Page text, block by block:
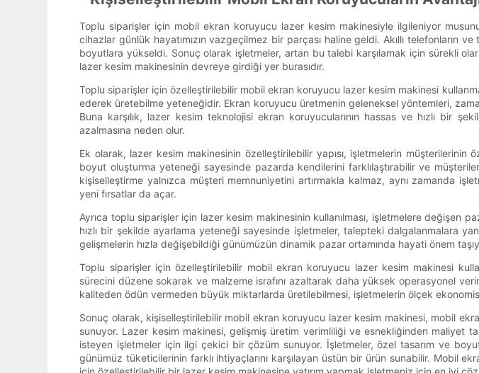
Toplu siparişler için mobil ekran koruyucu lazer kesim makinesiyle ilgileniyor
cihazlar günlük hayatımızın vazgeçilmez bir parçası haline geldi. Akıllı
boyutlara yükseldi. Sonuç olarak işletmeler, artan bu talebi karşılamak için sürekli
lazer kesim makinesinin devreye girdiği yer burasıdır.
Toplu siparişler için özelleştirilebilir mobil ekran koruyucu lazer kesim makinesi
ederek üretebilme yeteneğidir. Ekran koruyucu üretmenin geleneksel yöntemleri,
Buna karşılık, lazer kesim teknolojisi ekran koruyucularının hassas ve hızlı bir
azalmasına neden olur.
Ek olarak, lazer kesim makinesinin özelleştirilebilir yapısı, işletmelerin müşterilerinin
boyut oluşturma yeteneği sayesinde pazarda kendilerini farklılaştırabilir ve
kişiselleştirme yalnızca müşteri memnuniyetini artırmakla kalmaz, aynı zamanda
yeni fırsatlar da açar.
Ayrıca toplu siparişler için lazer kesim makinesinin kullanılması, işletmelere değişen
hızlı bir şekilde ayarlama yeteneği sayesinde işletmeler, talepteki dalgalanmalara
gelişmelerin hızla değişebildiği günümüzün dinamik pazar ortamında hayati önem
Toplu siparişler için özelleştirilebilir mobil ekran koruyucu lazer kesim makinesi
sürecini düzene sokarak ve malzeme israfını azaltarak daha yüksek operasyonel
kaliteden ödün vermeden büyük miktarlarda üretilebilmesi, işletmelerin ölçek
Sonuç olarak, kişiselleştirilebilir mobil ekran koruyucu lazer kesim makinesi, mobil
sunuyor. Lazer kesim makinesi, gelişmiş üretim verimliliği ve esnekliğinden maliyet
isteyen işletmeler için ilgi çekici bir çözüm sunuyor. İşletmeler, özel tasarım ve
günümüz tüketicilerinin farklı ihtiyaçlarını karşılayan üstün bir ürün sunabilir. Mobil